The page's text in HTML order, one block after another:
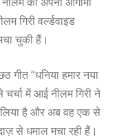
गिरी वर्ल्डवाइड
चुकी हैं।
गीत “धनिया हमार नया
में आई नीलम गिरी ने
है और अब वह एक से
से धमाल मचा रही हैं।